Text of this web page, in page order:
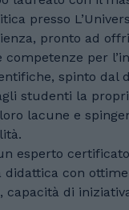
presso
pronto ad
competenze per
spinto dal
studenti la
lacune e
esperto
didattica con
capacità di